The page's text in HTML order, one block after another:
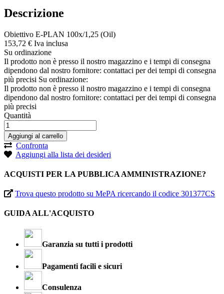
Descrizione
Obiettivo E-PLAN 100x/1,25 (Oil)
153,72 € Iva inclusa
Su ordinazione
Il prodotto non è presso il nostro magazzino e i tempi di consegna
dipendono dal nostro fornitore: contattaci per dei tempi di consegna
più precisi Su ordinazione:
Il prodotto non è presso il nostro magazzino e i tempi di consegna
dipendono dal nostro fornitore: contattaci per dei tempi di consegna
più precisi
Quantità
Aggiungi al carrello
Confronta
Aggiungi alla lista dei desideri
ACQUISTI PER LA PUBBLICA AMMINISTRAZIONE?
Trova questo prodotto su MePA ricercando il codice 301377CS
GUIDA ALL'ACQUISTO
Garanzia su tutti i prodotti
Pagamenti facili e sicuri
Consulenza